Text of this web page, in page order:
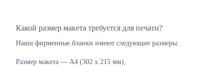
Какой размер макета требуется для печати?
Наши фирменные бланки имеют следующие размеры:
Размер макета — А4 (302 х 215 мм),